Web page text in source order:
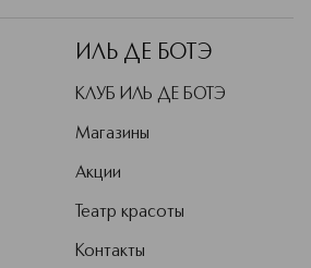
ИЛЬ ДЕ БОТЭ
КЛУБ ИЛЬ ДЕ БОТЭ
Магазины
Акции
Театр красоты
Контакты